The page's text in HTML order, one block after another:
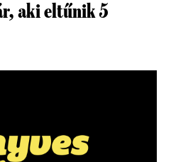
aki eltűnik 5